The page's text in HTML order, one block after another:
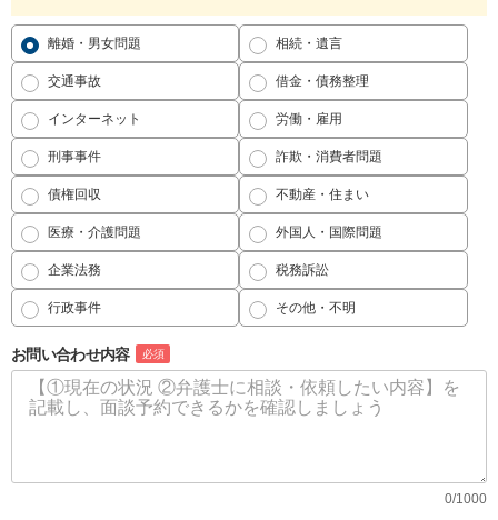
離婚・男女問題 相続・遺言
交通事故 借金・債務整理
インターネット 労働・雇用
刑事事件 詐欺・消費者問題
債権回収 不動産・住まい
医療・介護問題 外国人・国際問題
企業法務 税務訴訟
行政事件 その他・不明
お問い合わせ内容 必須
0/1000